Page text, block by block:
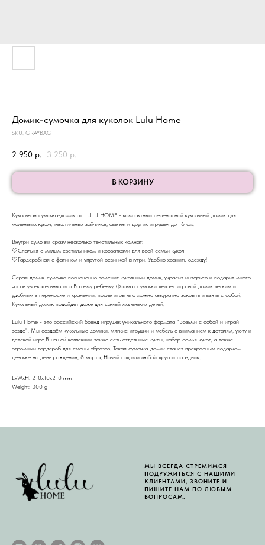
Домик-сумочка для куколок Lulu Home
SKU: GRAYBAG
2 950 р. 3 250 р.
В КОРЗИНУ
Кукольная сумочка-домик от LULU HOME - компактный переносной кукольный домик для
маленьких кукол, текстильных зайчиков, овечек и других игрушек до 16 см.
Внутри сумочки сразу несколько текстильных комнат:
🤍Спальня с милым светильником и кроватками для всей семьи кукол
🤍Гардеробная с фатином и упругой резинкой внутри. Удобно хранить одежду!
Серая домик-сумочка полноценно заменит кукольный домик, украсит интерьер и подарит много
часов увлекательных игр Вашему ребенку. Формат сумочки делает игровой домик легким и
удобным в переноске и хранении: после игры его можно аккуратно закрыть и взять с собой.
Кукольный домик подойдет даже для самый маленьких детей.
Lulu Home - это российский бренд игрушек уникального формата "Возьми с собой и играй
везде". Мы создаём кукольные домики, мягкие игрушки и мебель с вниманием к деталям, уюту и
детской игре.В нашей коллекции также есть отдельные куклы, набор семья кукол, а также
огромный гардероб для смены образов. Такая сумочка-домик станет прекрасным подарком
девочке на день рождения, 8 марта, Новый год или любой другой праздник.
LxWxH: 210x10x210 mm
Weight: 300 g
МЫ ВСЕГДА СТРЕМИМСЯ
ПОДРУЖИТЬСЯ С НАШИМИ
КЛИЕНТАМИ, ЗВОНИТЕ И
ПИШИТЕ НАМ ПО ЛЮБЫМ
ВОПРОСАМ.